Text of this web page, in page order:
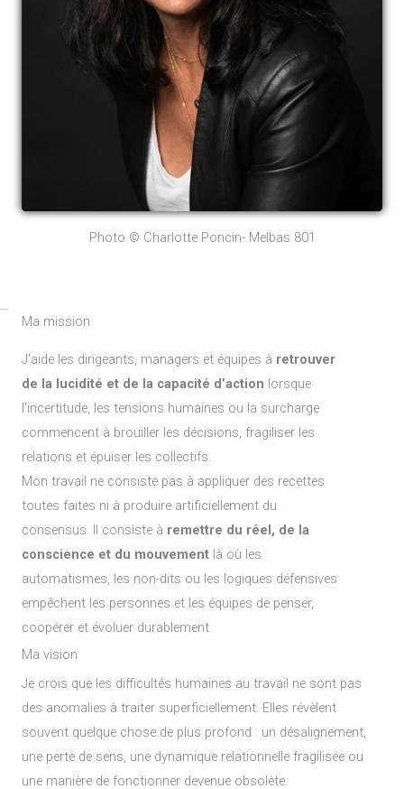
Photo © Charlotte Poncin- Melbas 801
Ma mission
J’aide les dirigeants, managers et équipes à retrouver
de la lucidité et de la capacité d’action lorsque
l’incertitude, les tensions humaines ou la surcharge
commencent à brouiller les décisions, fragiliser les
relations et épuiser les collectifs.
Mon travail ne consiste pas à appliquer des recettes
toutes faites ni à produire artificiellement du
consensus. Il consiste à remettre du réel, de la
conscience et du mouvement là où les
automatismes, les non-dits ou les logiques défensives
empêchent les personnes et les équipes de penser,
coopérer et évoluer durablement.
Ma vision
Je crois que les difficultés humaines au travail ne sont pas
des anomalies à traiter superficiellement. Elles révèlent
souvent quelque chose de plus profond : un désalignement,
une perte de sens, une dynamique relationnelle fragilisée ou
une manière de fonctionner devenue obsolète.